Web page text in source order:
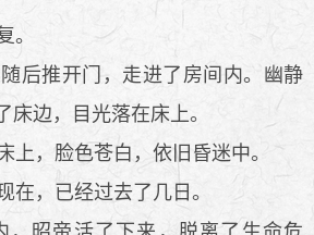
。
后推开门，走进了房间内。幽静
床边，目光落在床上。
，脸色苍白，依旧昏迷中。
，已经过去了几日。